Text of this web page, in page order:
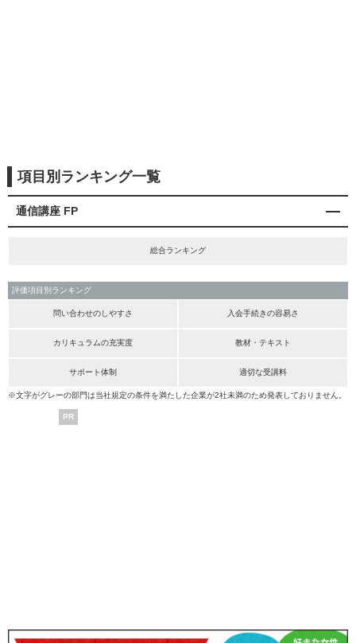
項目別ランキング一覧
通信講座 FP
総合ランキング
評価項目別ランキング
問い合わせのしやすさ 入会手続きの容易さ
カリキュラムの充実度 教材・テキスト
サポート体制 適切な受講料
※文字がグレーの部門は当社規定の条件を満たした企業が2社未満のため発表しておりません。
PR